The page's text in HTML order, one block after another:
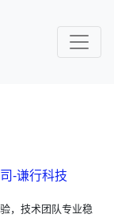
-谦行科技
，技术团队专业稳